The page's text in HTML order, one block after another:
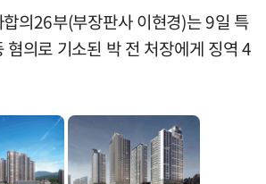
의26부(부장판사 이현경)는 9일 특
혐의로 기소된 박 전 처장에게 징역 4